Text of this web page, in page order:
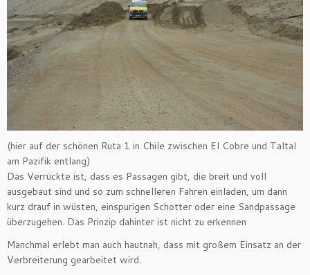
(hier auf der schönen Ruta 1 in Chile zwischen El Cobre und Taltal
am Pazifik entlang)
Das Verrückte ist, dass es Passagen gibt, die breit und voll
ausgebaut sind und so zum schnelleren Fahren einladen, um dann
kurz drauf in wüsten, einspurigen Schotter oder eine Sandpassage
überzugehen. Das Prinzip dahinter ist nicht zu erkennen
Manchmal erlebt man auch hautnah, dass mit großem Einsatz an der
Verbreiterung gearbeitet wird.